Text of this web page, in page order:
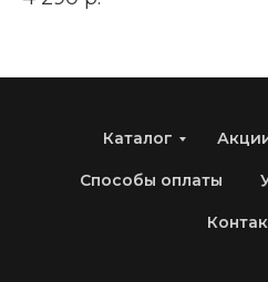
Каталог
Способы оплаты